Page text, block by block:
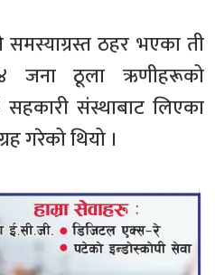
ठहर भएका ती
जना ठूला ऋणीहरूको
सहकारी संस्थाबाट लिएका
गरेको थियो ।